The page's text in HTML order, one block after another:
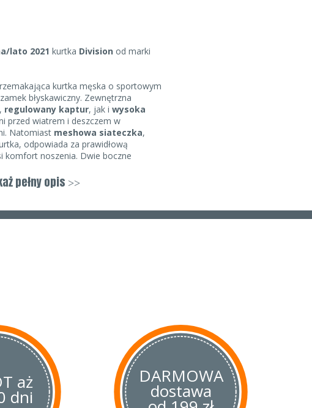
lato 2021 kurtka Division od marki
kurtka męska o sportowym
błyskawiczny. Zewnętrzna
regulowany kaptur, jak i wysoka
przed wiatrem i deszczem w
Natomiast meshowa siateczka,
odpowiada za prawidłową
komfort noszenia. Dwie boczne
wygodna, nie krepuje ruchów i
różnych wersji kolorystycznych.
wyglądu.
na rękawach i na dole kurtki;
logo marki na piersi;
zawieszki z logo marki;;
pełny opis >>
aż
dni
DARMOWA
dostawa